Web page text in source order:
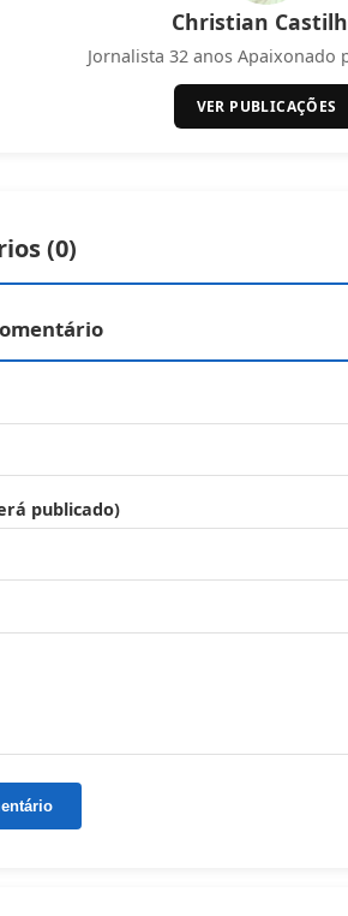
Christian
Jornalista 32 anos Apaixonado
VER PUBLICAÇÕES
(0)
publicado)